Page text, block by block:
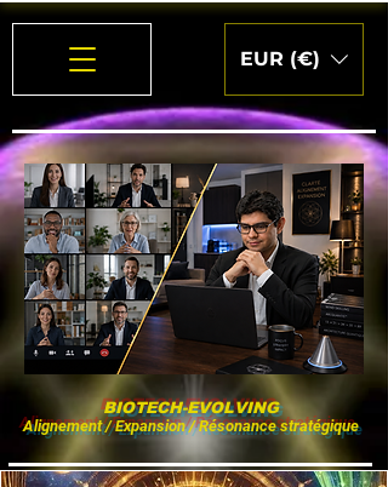
EUR (€)
BIOTECH-EVOLVING
Alignement / Expansion / Résonance stratégique